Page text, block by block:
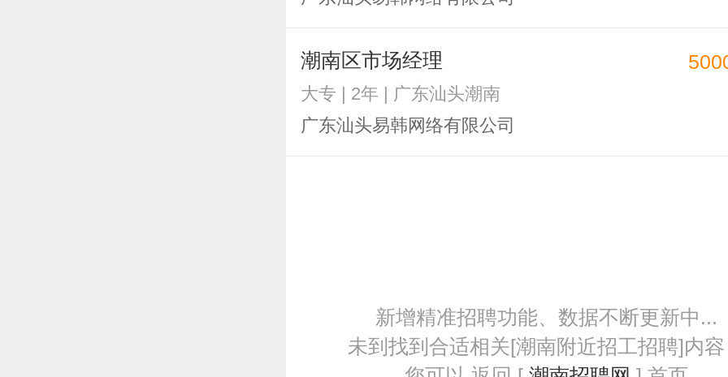
潮南区市场经理
大专 | 2年 | 广东汕头潮南
广东汕头易韩网络有限公司
新增精准招聘功能、数据不断更新中...
未到找到合适相关[潮南附近招工招聘]内容